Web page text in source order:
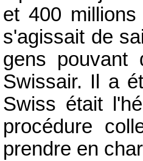
et 400
s'agissait de
gens pouvant
Swissair. Il a
Swiss était
procédure
prendre en